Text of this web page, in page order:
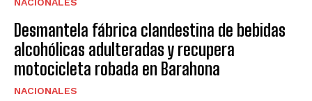
Desmantela fábrica clandestina de bebidas
alcohólicas adulteradas y recupera
motocicleta robada en Barahona
NACIONALES